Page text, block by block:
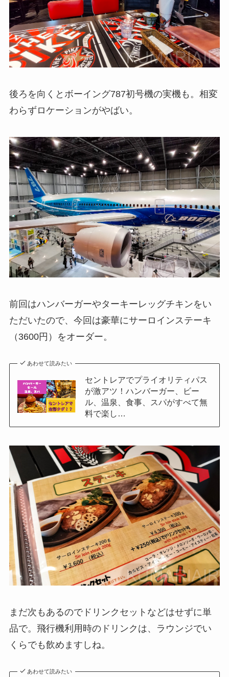
後ろを向くとボーイング787初号機の実機も。相変
わらずロケーションがやばい。
前回はハンバーガーやターキーレッグチキンをい
ただいたので、今回は豪華にサーロインステーキ
（3600円）をオーダー。
あわせて読みたい
セントレアでプライオリティパス
が激アツ！ハンバーガー、ビー
ル、温泉、食事、スパがすべて無
料で楽し…
まだ次もあるのでドリンクセットなどはせずに単
品で。飛行機利用時のドリンクは、ラウンジでい
くらでも飲めますしね。
あわせて読みたい